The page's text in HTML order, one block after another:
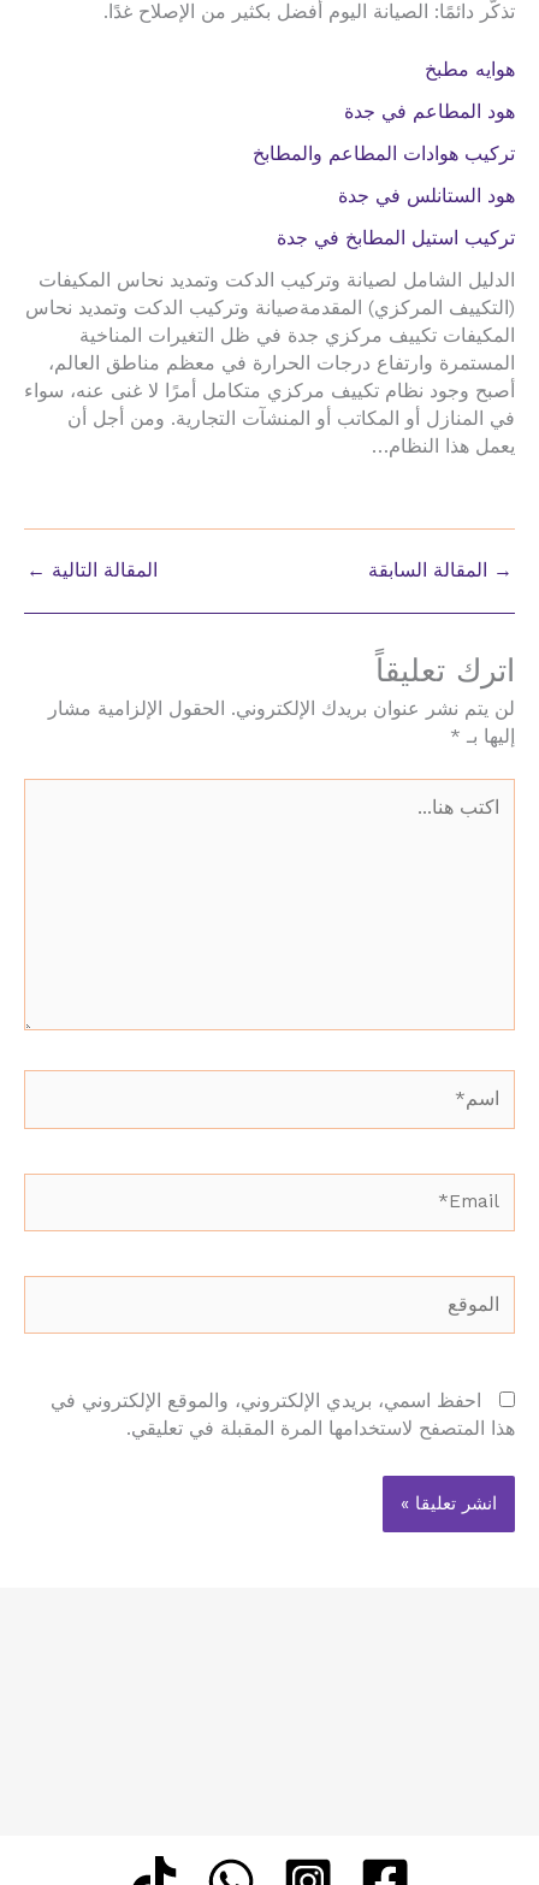
تذكّر دائمًا: الصيانة اليوم أفضل بكثير من الإصلاح غدًا.
هوايه مطبخ
هود المطاعم في جدة
تركيب هوادات المطاعم والمطابخ
هود الستانلس في جدة
تركيب استيل المطابخ في جدة
الدليل الشامل لصيانة وتركيب الدكت وتمديد نحاس المكيفات
(التكييف المركزي) المقدمةصيانة وتركيب الدكت وتمديد نحاس
المكيفات تكييف مركزي جدة في ظل التغيرات المناخية
المستمرة وارتفاع درجات الحرارة في معظم مناطق العالم،
أصبح وجود نظام تكييف مركزي متكامل أمرًا لا غنى عنه، سواء
في المنازل أو المكاتب أو المنشآت التجارية. ومن أجل أن
يعمل هذا النظام…
→ المقالة السابقة المقالة التالية ←
اترك تعليقاً
لن يتم نشر عنوان بريدك الإلكتروني.
الحقول الإلزامية مشار
إليها بـ *
هنا...
احفظ اسمي، بريدي الإلكتروني، والموقع الإلكتروني في
هذا المتصفح لاستخدامها المرة المقبلة في تعليقي.